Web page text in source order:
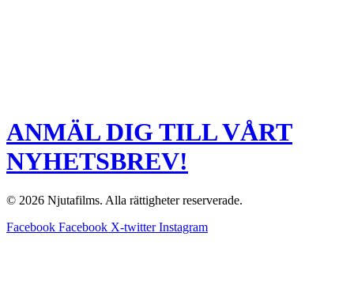
ANMÄL DIG TILL VÅRT
NYHETSBREV!
© 2026 Njutafilms. Alla rättigheter reserverade.
Facebook Facebook X-twitter Instagram